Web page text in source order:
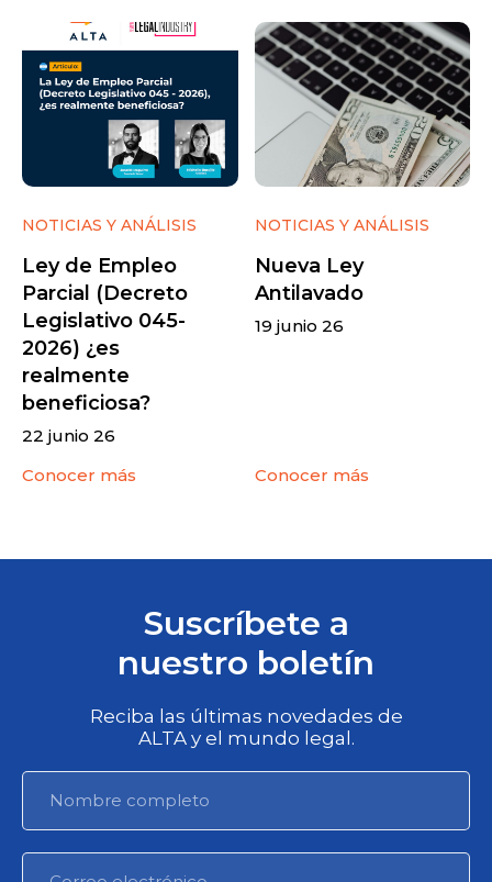
NOTICIAS Y ANÁLISIS
Ley de Empleo
Parcial (Decreto
Legislativo 045-
2026) ¿es
realmente
beneficiosa?
22 junio 26
Conocer más
NOTICIAS Y ANÁLISIS
Nueva Ley
Antilavado
19 junio 26
Conocer más
Suscríbete a
nuestro boletín
Reciba las últimas novedades de
ALTA y el mundo legal.